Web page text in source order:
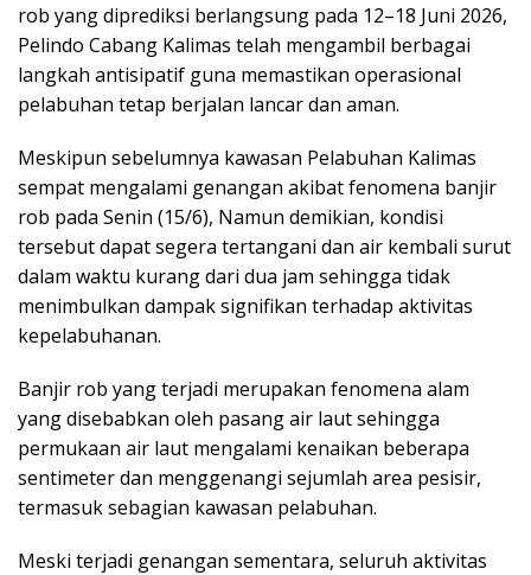
rob yang diprediksi berlangsung pada 12–18 Juni 2026,
Pelindo Cabang Kalimas telah mengambil berbagai
langkah antisipatif guna memastikan operasional
pelabuhan tetap berjalan lancar dan aman.
Meskipun sebelumnya kawasan Pelabuhan Kalimas
sempat mengalami genangan akibat fenomena banjir
rob pada Senin (15/6), Namun demikian, kondisi
tersebut dapat segera tertangani dan air kembali surut
dalam waktu kurang dari dua jam sehingga tidak
menimbulkan dampak signifikan terhadap aktivitas
kepelabuhanan.
Banjir rob yang terjadi merupakan fenomena alam
yang disebabkan oleh pasang air laut sehingga
permukaan air laut mengalami kenaikan beberapa
sentimeter dan menggenangi sejumlah area pesisir,
termasuk sebagian kawasan pelabuhan.
Meski terjadi genangan sementara, seluruh aktivitas